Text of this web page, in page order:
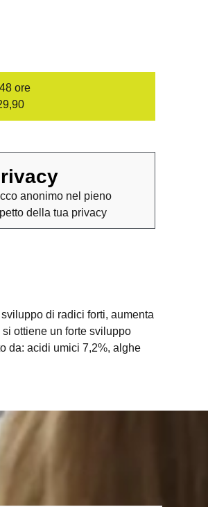
ore
anonimo nel pieno
della tua privacy
di radici forti, aumenta
ottiene un forte sviluppo
da: acidi umici 7,2%, alghe